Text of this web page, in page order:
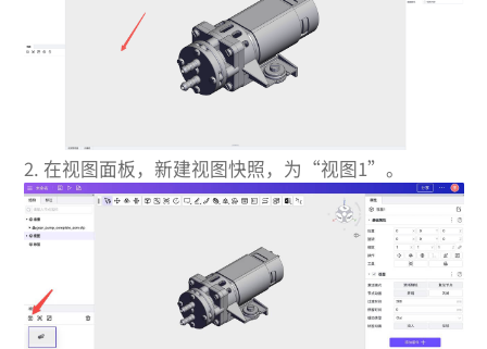
2. 在视图面板，新建视图快照，为“视图1”。